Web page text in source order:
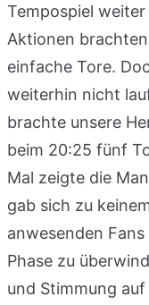
Tempospiel
Aktionen
einfache Tore.
weiterhin nicht
brachte unsere
beim 20:25 fünf
Mal zeigte die
gab sich zu
anwesenden
Phase zu
und Stimmung